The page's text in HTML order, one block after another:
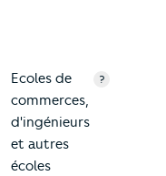
Ecoles de
commerces,
d'ingénieurs
et autres
écoles
?